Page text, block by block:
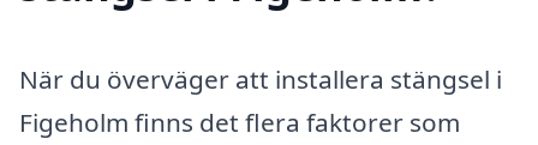
När du överväger att installera stängsel i
Figeholm finns det flera faktorer som